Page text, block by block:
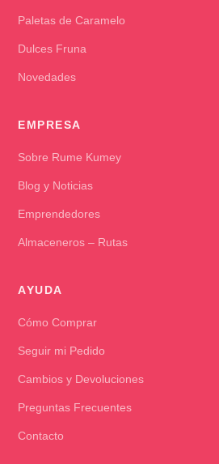
Paletas de Caramelo
Dulces Fruna
Novedades
EMPRESA
Sobre Rume Kumey
Blog y Noticias
Emprendedores
Almaceneros – Rutas
AYUDA
Cómo Comprar
Seguir mi Pedido
Cambios y Devoluciones
Preguntas Frecuentes
Contacto